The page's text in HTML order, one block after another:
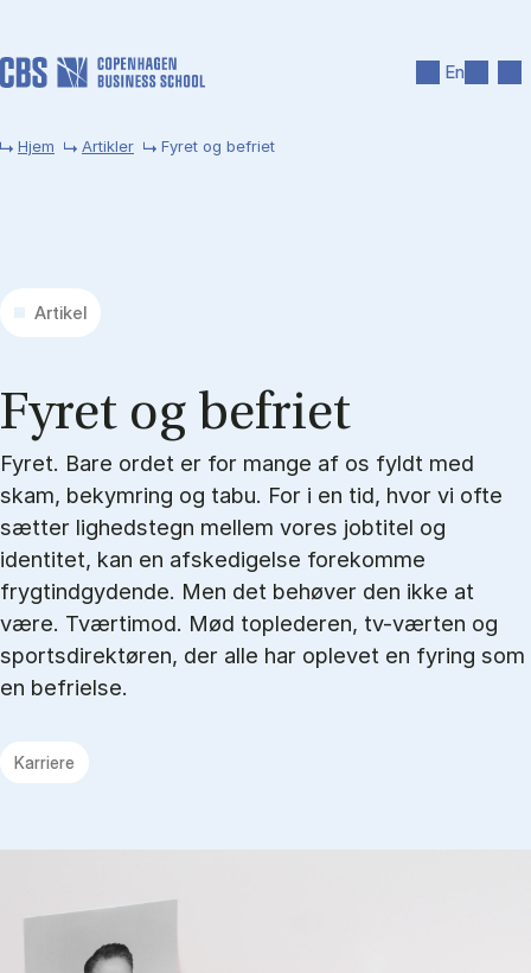
En
Hjem Artikler Fyret og befriet
Artikel
Fy­ret og be­fri­et
Fyret. Bare ordet er for mange af os fyldt med
skam, bekymring og tabu. For i en tid, hvor vi ofte
sætter lighedstegn mellem vores jobtitel og
identitet, kan en afskedigelse forekomme
frygtindgydende. Men det behøver den ikke at
være. Tværtimod. Mød toplederen, tv-værten og
sportsdirektøren, der alle har oplevet en fyring som
en befrielse.
Karriere